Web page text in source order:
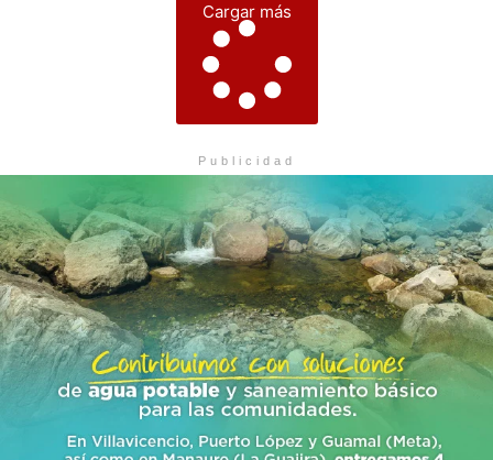
Cargar más
Publicidad